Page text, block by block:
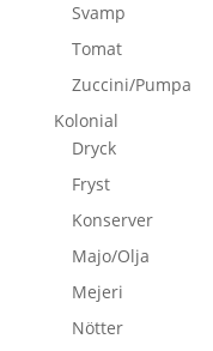
Svamp
Tomat
Zuccini/Pumpa
Kolonial
Dryck
Fryst
Konserver
Majo/Olja
Mejeri
Nötter